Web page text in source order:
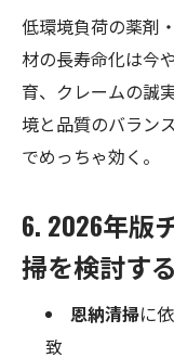
低環境負荷の薬剤
材の長寿命化は今
育、クレームの誠
境と品質のバラン
でめっちゃ効く。
6. 2026年版
掃を検討す
恩納清掃に
致